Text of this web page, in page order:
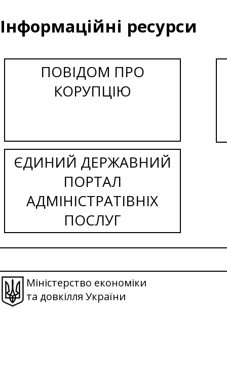
Інформаційні ресурси
ПОВІДОМ ПРО
КОРУПЦІЮ
ЄДИНИЙ ДЕРЖАВНИЙ
ПОРТАЛ
АДМІНІСТРАТІВНІХ
ПОСЛУГ
Міністерство економіки
та довкілля України